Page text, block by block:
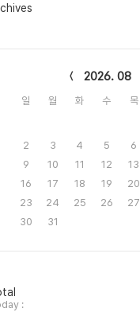
2026. 08
일 월 화 수 목
2
3 4 5 6
9
10 11 12 13
16
17 18 19 20
23
24 25 26 27
30
31
: